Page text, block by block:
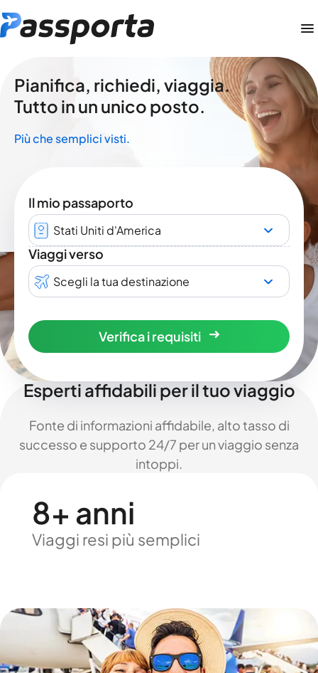
Pianifica, richiedi, viaggia.
Tutto in un unico posto.
Più che semplici visti.
Il mio passaporto
Stati Uniti d'America
Viaggi verso
Scegli la tua destinazione
Verifica i requisiti
Esperti affidabili per il tuo viaggio
Fonte di informazioni affidabile, alto tasso di
successo e supporto 24/7 per un viaggio senza
intoppi.
8+ anni
Viaggi resi più semplici